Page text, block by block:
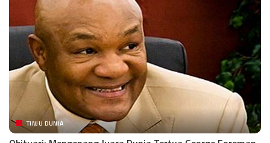
TINJU DUNIA